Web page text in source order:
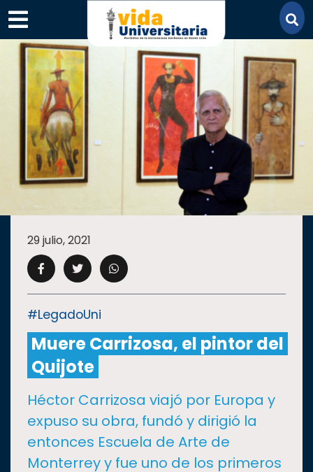
×
SECCIONES
ACADEMIA
CAMPUS UANL
CULTURA
I+D+IEXPERTOS
SALUD
29 julio, 2021
#LegadoUni
Muere Carrizosa, el pintor del
Quijote
Héctor Carrizosa viajó por Europa y
expuso su obra, fundó y dirigió la
entonces Escuela de Arte de
Monterrey y fue uno de los primeros